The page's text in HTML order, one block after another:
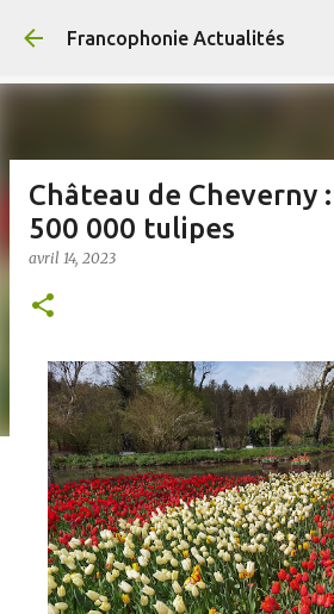
Accéder au contenu
Francophonie Actualités
Château de Cheverny
500 000 tulipes
avril 14, 2023